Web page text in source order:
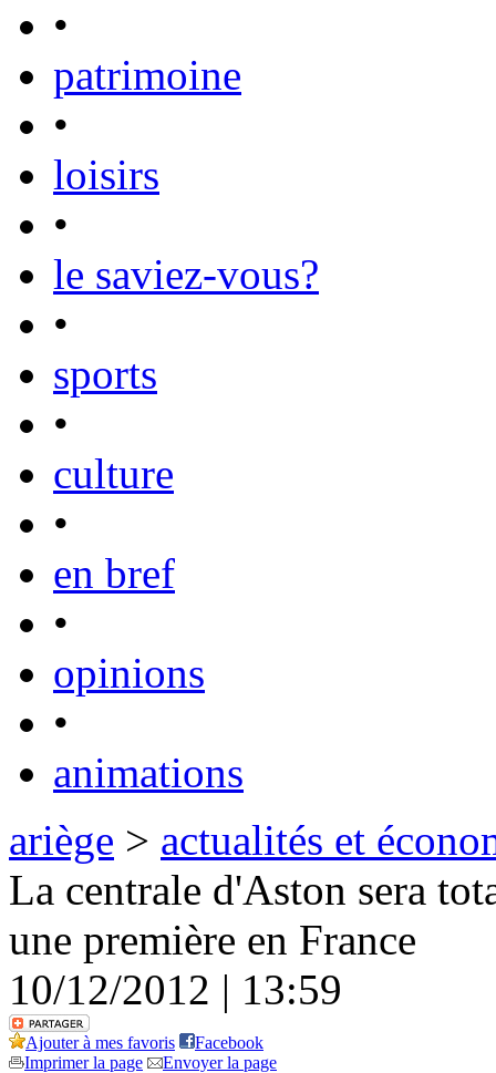
•
patrimoine
•
loisirs
•
le saviez-vous?
•
sports
•
culture
•
en bref
•
opinions
•
animations
ariège > actualités et
La centrale d'Aston sera
une première en France
10/12/2012 | 13:59
Ajouter à mes favoris
Facebook
Imprimer la page
Envoyer la page